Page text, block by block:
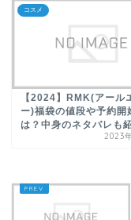
コスメ
【2024】RMK(アール
ー)福袋の値段や予約開
は？中身のネタバレも
2023